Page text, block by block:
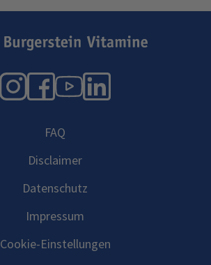
Instagram
Facebook
YouTube
LinkedIn
FAQ
Disclaimer
Datenschutz
Impressum
Cookie-Einstellungen